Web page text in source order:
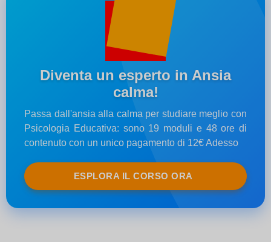
Diventa un esperto in Ansia
calma!
Passa dall'ansia alla calma per studiare meglio con
Psicologia Educativa: sono 19 moduli e 48 ore di
contenuto con un unico pagamento di 12€ Adesso
ESPLORA IL CORSO ORA